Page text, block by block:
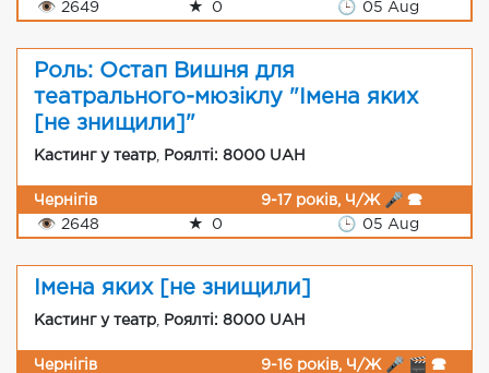
👁 2649 ★ 0 🕒 05 Aug
Роль: Остап Вишня для
театрального-мюзіклу "Імена яких
[не знищили]"
Кастинг у театр Роялті: 8000 UAH
Чернігів
9-17 років, Ч/Ж 🎤 🕿
👁 2648 ★ 0 🕒 05 Aug
Імена яких [не знищили]
Кастинг у театр Роялті: 8000 UAH
Чернігів
9-16 років, Ч/Ж 🎤 🎬 🕿